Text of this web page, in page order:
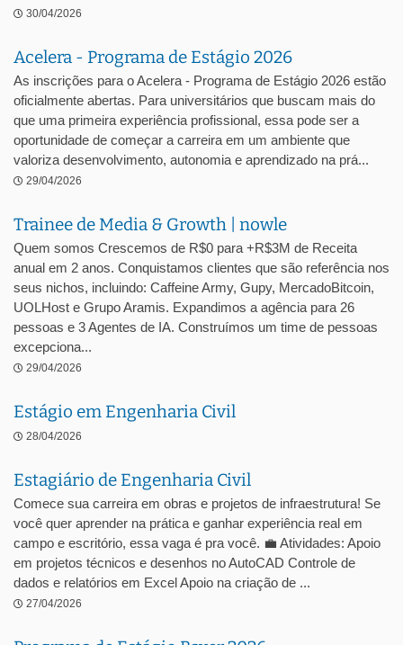
30/04/2026
Acelera - Programa de Estágio 2026
As inscrições para o Acelera - Programa de Estágio 2026 estão
oficialmente abertas. Para universitários que buscam mais do
que uma primeira experiência profissional, essa pode ser a
oportunidade de começar a carreira em um ambiente que
valoriza desenvolvimento, autonomia e aprendizado na prá...
29/04/2026
Trainee de Media & Growth | nowle
Quem somos Crescemos de R$0 para +R$3M de Receita
anual em 2 anos. Conquistamos clientes que são referência nos
seus nichos, incluindo: Caffeine Army, Gupy, MercadoBitcoin,
UOLHost e Grupo Aramis. Expandimos a agência para 26
pessoas e 3 Agentes de IA. Construímos um time de pessoas
excepciona...
29/04/2026
Estágio em Engenharia Civil
28/04/2026
Estagiário de Engenharia Civil
Comece sua carreira em obras e projetos de infraestrutura! Se
você quer aprender na prática e ganhar experiência real em
campo e escritório, essa vaga é pra você. 💼 Atividades: Apoio
em projetos técnicos e desenhos no AutoCAD Controle de
dados e relatórios em Excel Apoio na criação de ...
27/04/2026